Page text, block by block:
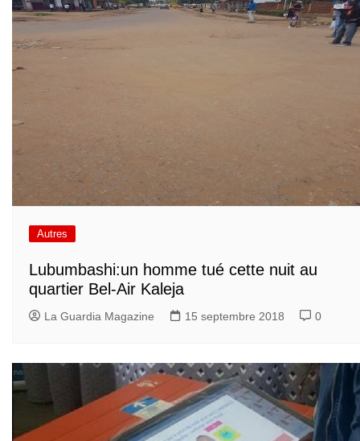
Autres
Lubumbashi:un homme tué cette nuit au
quartier Bel-Air Kaleja
La Guardia Magazine 15 septembre 2018 0